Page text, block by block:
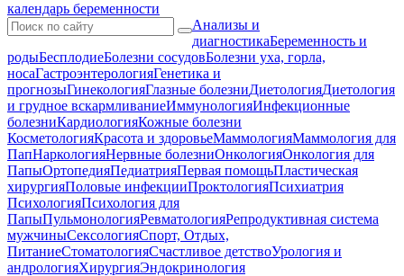
календарь беременности
Анализы и
диагностикаБеременность и
родыБесплодиеБолезни сосудовБолезни уха, горла,
носаГастроэнтерологияГенетика и
прогнозыГинекологияГлазные болезниДиетологияДиетология
и грудное вскармливаниеИммунологияИнфекционные
болезниКардиологияКожные болезни
КосметологияКрасота и здоровьеМаммологияМаммология для
ПапНаркологияНервные болезниОнкологияОнкология для
ПапыОртопедияПедиатрияПервая помощьПластическая
хирургияПоловые инфекцииПроктологияПсихиатрия
ПсихологияПсихология для
ПапыПульмонологияРевматологияРепродуктивная система
мужчиныСексологияСпорт, Отдых,
ПитаниеСтоматологияСчастливое детствоУрология и
андрологияХирургияЭндокринология